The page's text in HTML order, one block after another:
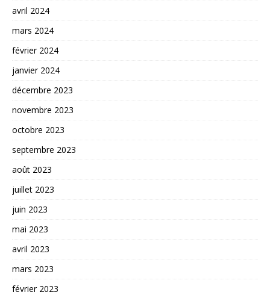
avril 2024
mars 2024
février 2024
janvier 2024
décembre 2023
novembre 2023
octobre 2023
septembre 2023
août 2023
juillet 2023
juin 2023
mai 2023
avril 2023
mars 2023
février 2023